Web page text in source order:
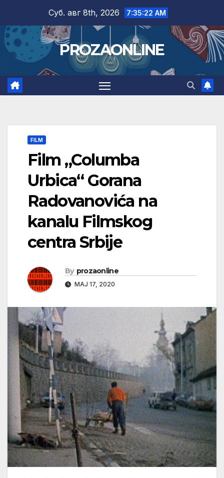
content
Суб. авг 8th, 2026 7:35:23 AM
PROZAONLINE
FILM
Film „Columba
Urbica“ Gorana
Radovanovića na
kanalu Filmskog
centra Srbije
By prozaonline
МАЈ 17, 2020